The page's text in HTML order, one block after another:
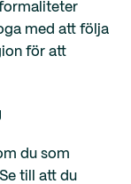
med att följa
för att
du som
till att du